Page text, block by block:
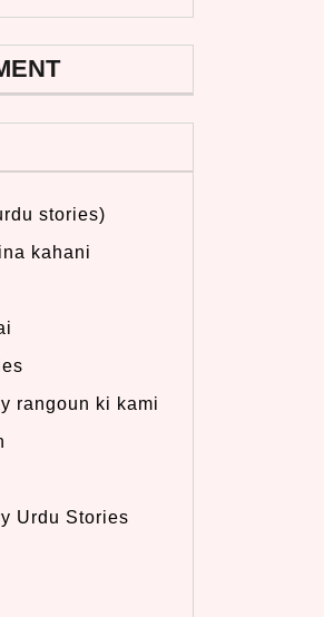
stories)
kahani
rangoun ki kami
Urdu Stories